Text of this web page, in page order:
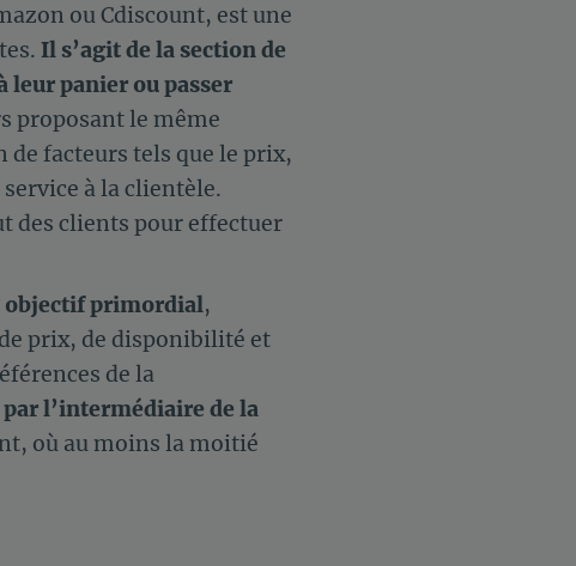
ou Cdiscount, est une
Il s’agit de la section de
leur panier ou passer
proposant le même
facteurs tels que le prix,
à la clientèle.
des clients pour effectuer
objectif primordial,
prix, de disponibilité et
de la
l’intermédiaire de la
où au moins la moitié